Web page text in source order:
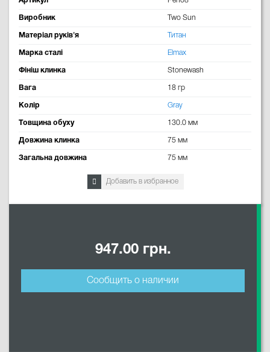
Виробник Two Sun
Матеріал руків'я Титан
Марка сталі Elmax
Фініш клинка Stonewash
Вага 18 гр
Колір Gray
Товщина обуху 130.0 мм
Довжина клинка 75 мм
Загальна довжина 75 мм
Добавить в избранное
947.00 грн.
Сообщить о наличии